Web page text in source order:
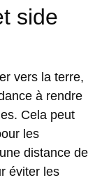
side
vers la terre,
à rendre
Cela peut
les
distance de
éviter les